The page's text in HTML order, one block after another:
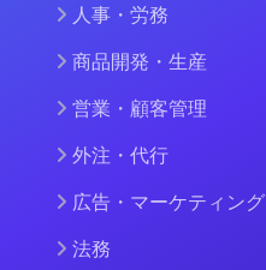
人事・労務
商品開発・生産
営業・顧客管理
外注・代行
広告・マーケティング
法務